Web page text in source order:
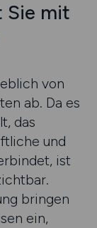
Sie mit
von
ab. Da es
das
und
ist
bringen
ein,